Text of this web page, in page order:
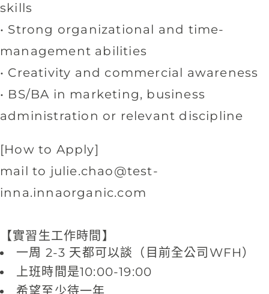
skills
• Strong organizational and time-
management abilities
• Creativity and commercial awareness
• BS/BA in marketing, business
administration or relevant discipline
[How to Apply]
mail to julie.chao@test-
inna.innaorganic.com
【實習生工作時間】
一周 2-3 天都可以談（目前全公司WFH）
上班時間是10:00-19:00
希望至少待一年